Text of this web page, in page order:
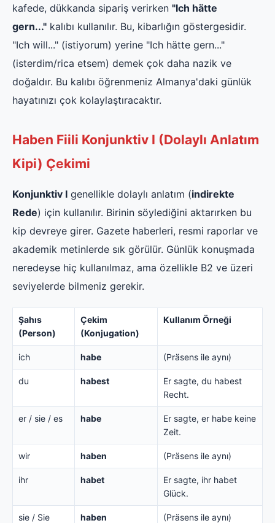
kafede, dükkanda sipariş verirken "Ich hätte
gern..." kalıbı kullanılır. Bu, kibarlığın göstergesidir.
"Ich will..." (istiyorum) yerine "Ich hätte gern..."
(isterdim/rica etsem) demek çok daha nazik ve
doğaldır. Bu kalıbı öğrenmeniz Almanya'daki günlük
hayatınızı çok kolaylaştıracaktır.
Haben Fiili Konjunktiv I (Dolaylı Anlatım
Kipi) Çekimi
Konjunktiv I genellikle dolaylı anlatım (indirekte
Rede) için kullanılır. Birinin söylediğini aktarırken bu
kip devreye girer. Gazete haberleri, resmi raporlar ve
akademik metinlerde sık görülür. Günlük konuşmada
neredeyse hiç kullanılmaz, ama özellikle B2 ve üzeri
seviyelerde bilmeniz gerekir.
Şahıs
(Person)
Çekim
(Konjugation)
Kullanım Örneği
ich habe (Präsens ile aynı)
du habest
Er sagte, du habest
Recht.
er / sie / es habe
Er sagte, er habe keine
Zeit.
wir haben (Präsens ile aynı)
ihr habet
Er sagte, ihr habet
Glück.
sie / Sie haben (Präsens ile aynı)